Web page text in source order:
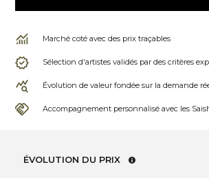
Marché coté avec des prix traçables
Sélection d'artistes validés par des critères
Évolution de valeur fondée sur la demande
Accompagnement personnalisé avec les
ÉVOLUTION DU PRIX